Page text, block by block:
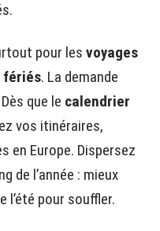
pour les voyages
fériés. La demande
que le calendrier
vos itinéraires,
en Europe. Dispersez
de l’année : mieux
l’été pour souffler.